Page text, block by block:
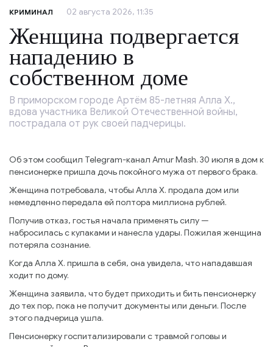
КРИМИНАЛ 02 августа 2026, 11:35
Женщина подвергается
нападению в
собственном доме
В приморском городе Артём 85-летняя Алла Х.,
вдова участника Великой Отечественной войны,
пострадала от рук своей падчерицы.
Об этом сообщил Telegram-канал Amur Mash. 30 июля в дом к
пенсионерке пришла дочь покойного мужа от первого брака.
Женщина потребовала, чтобы Алла Х. продала дом или
немедленно передала ей полтора миллиона рублей.
Получив отказ, гостья начала применять силу —
набросилась с кулаками и нанесла удары. Пожилая женщина
потеряла сознание.
Когда Алла Х. пришла в себя, она увидела, что нападавшая
ходит по дому.
Женщина заявила, что будет приходить и бить пенсионерку
до тех пор, пока не получит документы или деньги. После
этого падчерица ушла.
Пенсионерку госпитализировали с травмой головы и